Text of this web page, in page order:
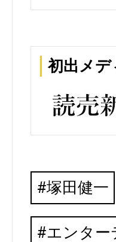
初出メデ
塚田健一
エンター